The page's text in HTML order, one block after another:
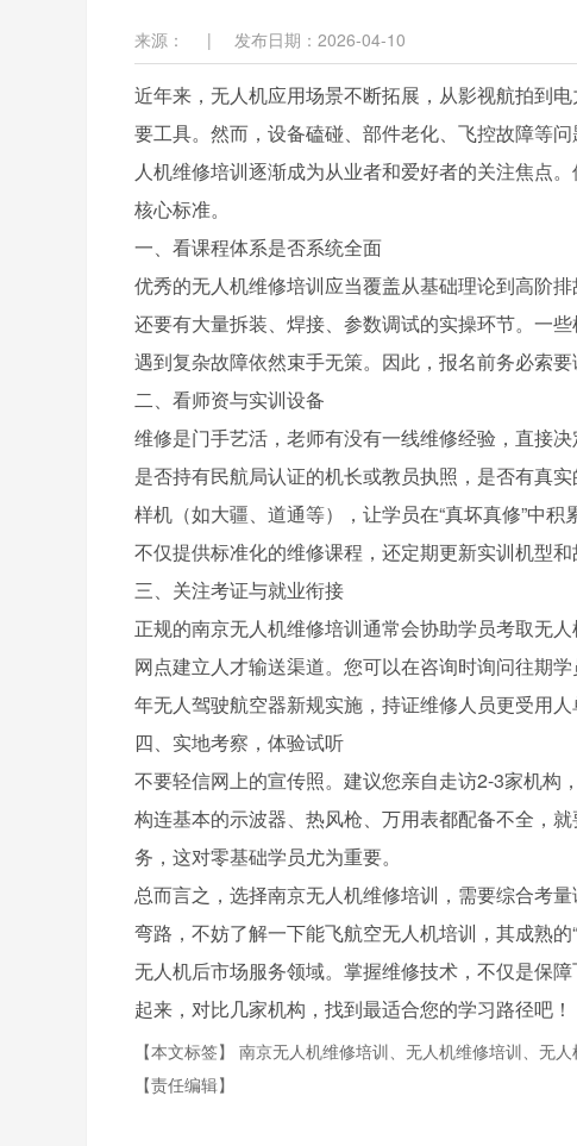
来源： | 发布日期：2026-04-10
近年来，无人机应用场景不断拓展，从影视航拍到
要工具。然而，设备磕碰、部件老化、飞控故障等
人机维修培训逐渐成为从业者和爱好者的关注焦点
核心标准。
一、看课程体系是否系统全面
优秀的无人机维修培训应当覆盖从基础理论到高阶
还要有大量拆装、焊接、参数调试的实操环节。一
遇到复杂故障依然束手无策。因此，报名前务必索
二、看师资与实训设备
维修是门手艺活，老师有没有一线维修经验，直接
是否持有民航局认证的机长或教员执照，是否有真
样机（如大疆、道通等），让学员在“真坏真修”中
不仅提供标准化的维修课程，还定期更新实训机型
三、关注考证与就业衔接
正规的南京无人机维修培训通常会协助学员考取无
网点建立人才输送渠道。您可以在咨询时询问往期
年无人驾驶航空器新规实施，持证维修人员更受用人
四、实地考察，体验试听
不要轻信网上的宣传照。建议您亲自走访2-3家机构
构连基本的示波器、热风枪、万用表都配备不全，
务，这对零基础学员尤为重要。
总而言之，选择南京无人机维修培训，需要综合考
弯路，不妨了解一下能飞航空无人机培训，其成熟
无人机后市场服务领域。掌握维修技术，不仅是保
起来，对比几家机构，找到最适合您的学习路径吧！
【本文标签】 南京无人机维修培训、无人机维修培训、无
【责任编辑】